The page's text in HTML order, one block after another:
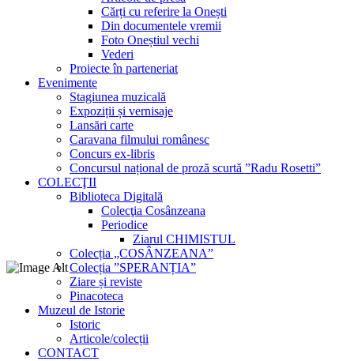
Cărți cu referire la Onești
Din documentele vremii
Foto Oneștiul vechi
Vederi
Proiecte în parteneriat
Evenimente
Stagiunea muzicală
Expoziții și vernisaje
Lansări carte
Caravana filmului românesc
Concurs ex-libris
Concursul național de proză scurtă ”Radu Rosetti”
COLECŢII
Biblioteca Digitală
Colecţia Cosânzeana
Periodice
Ziarul CHIMISTUL
Colecția „COSÂNZEANA”
Colecția ”SPERANȚIA”
Ziare și reviste
Pinacoteca
Muzeul de Istorie
Istoric
Articole/colecții
CONTACT